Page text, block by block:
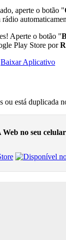
aperte o botão "
Aperte o botão "
Play Store por
Baixar Aplicativo
ou está duplicada
Web no seu